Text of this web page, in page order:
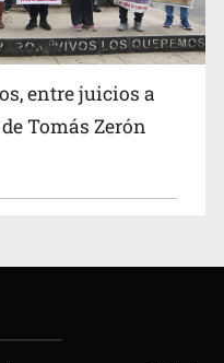
entre juicios a
Tomás Zerón